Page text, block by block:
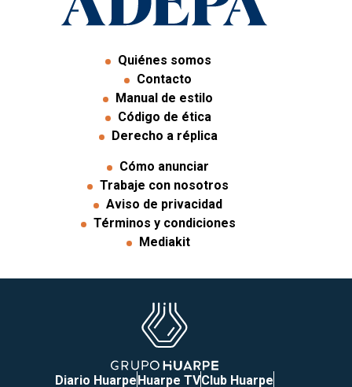
Quiénes somos
Contacto
Manual de estilo
Código de ética
Derecho a réplica
Cómo anunciar
Trabaje con nosotros
Aviso de privacidad
Términos y condiciones
Mediakit
Diario HuarpeHuarpe TVClub Huarpe